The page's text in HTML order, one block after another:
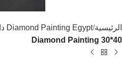
الرئيسية Diamond Painting Egypt دايموند بينتيج
Diamond Painting 30*40